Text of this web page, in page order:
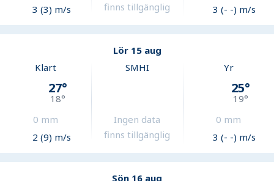
3 (3) m/s
finns tillgänglig
3 (- -) m/s
Lör 15 aug
Klart
27°
18°
0 mm
2 (9) m/s
SMHI
Ingen data
finns tillgänglig
Yr
25°
19°
0 mm
3 (- -) m/s
Sön 16 aug